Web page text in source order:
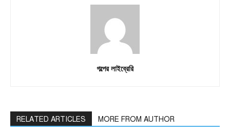
গল্পের লাইব্রেরি
RELATED ARTICLES MORE FROM AUTHOR